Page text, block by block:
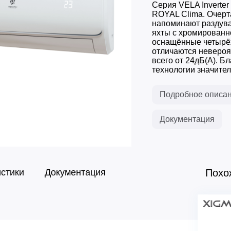
Серия VELA
ROYAL Clima.
напоминают
яхты с
оснащённые
отличаются
всего от 24дБ(А).
технологии
Подробное
Документация
Документация